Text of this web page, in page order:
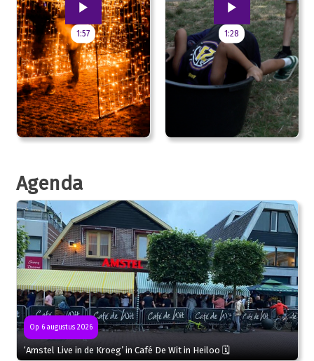
1:57 1:28
Agenda
Op 6 augustus 2026
‘Amstel Live in de Kroeg’ in Café De Wit in Heiloo 🗓